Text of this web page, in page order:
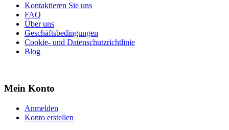
Kontaktieren Sie uns
FAQ
Über uns
Geschäftsbedingungen
Cookie- und Datenschutzrichtlinie
Blog
Mein Konto
Anmelden
Konto erstellen